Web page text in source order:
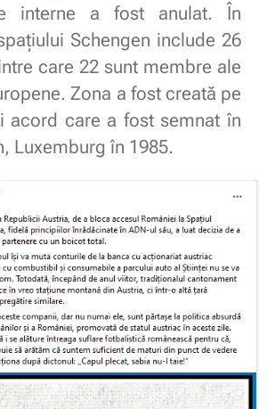
interne a fost anulat. În
Schengen include 26
care 22 sunt membre ale
Zona a fost creată pe
acord care a fost semnat în
Luxemburg în 1985.